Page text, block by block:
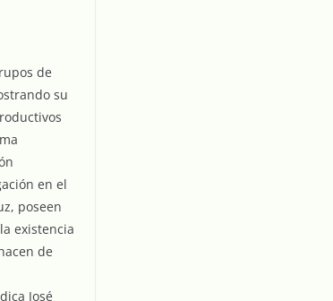
de
su
en el
poseen
existencia
de
José